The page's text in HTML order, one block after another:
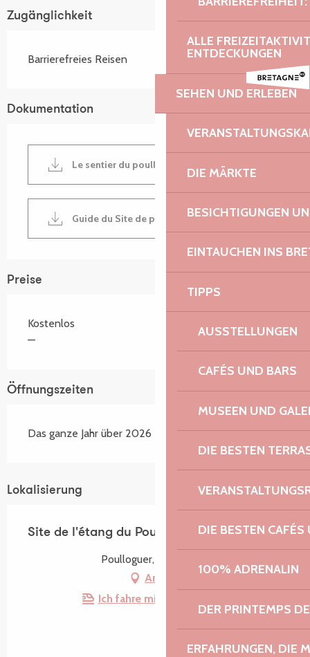
ALLE
ENTDECKUNGEN
SEHEN UND ERLEBEN
DIE MÄRKTE
BESICHTIGUNGEN
EINTAUCHEN INS
TIPPS
AUSSTELLUNGEN
CAFÉS UND BARS
MUSEEN UND
DIE BESTEN
DIE BESTEN
100% ADRENALIN
DER PRINTEMPS
ERFAHRUNGEN, DIE
Zugänglichkeit
Barrierefreies Reisen
Dokumentation
Le sentier du poulloguer à Prat
Guide du Site de poulloguer à Prat
Preise
Kostenlos
—
Öffnungszeiten
Das ganze Jahr über 2026
Lokalisierung
Site de l'étang du Poulloguer
Poulloguer, 22140 Prat
Anfahrt
Ich fahre mit dem Zug hin!